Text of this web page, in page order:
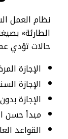
نظام العمل
الطارئة»
حالات تؤدي
الإجازة
الإجازة
الإجازة
مبدأ حسن
القواعد